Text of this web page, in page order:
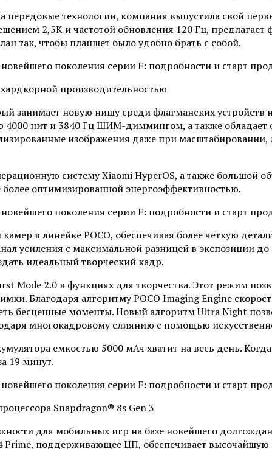
технологии, компания выпустила свой
2,5K и частотой обновления 120 Гц, предлагает
так, чтобы планшет было удобно брать с собой.
производительностью
занимает новую нишу среди флагманских
нит и 3840 Гц ШИМ-диммингом, а также обладает
изображения даже при
систему Xiaomi HyperOS, а также
оптимизированной энергоэффективностью.
в линейке POCO, обеспечивая более четкую
усиления с максимальной разницей в экспозиции
идеальный творческий кадр.
2.0 в функциях для творчества. Этот режим
Благодаря алгоритму POCO Imaging Engine
бесценные моменты. Новый алгоритм Ultra Night
многокадровому слиянию с помощью
емкостью 5000 мАч хватит на весь день.
19 минут.
Snapdragon® 8s Gen 3
для мобильных игр на базе новейшего
поддерживающее ЦП, обеспечивает высочайшую